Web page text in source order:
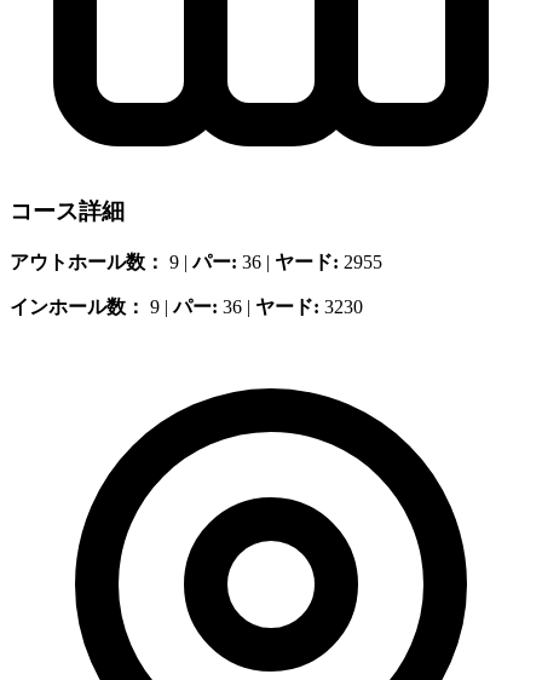
コース詳細
アウトホール数： 9 |パー: 36 | ヤード: 2955
インホール数： 9 |パー: 36 | ヤード: 3230